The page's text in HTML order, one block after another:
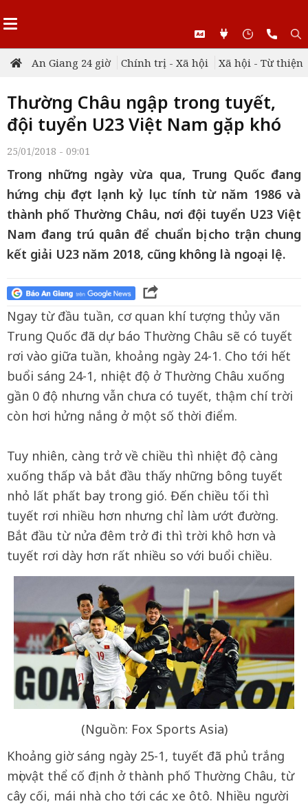
An Giang 24 giờ Chính trị - Xã hội Xã hội - Từ thiện
Thường Châu ngập trong tuyết,
đội tuyển U23 Việt Nam gặp khó
25/01/2018 - 09:01
Trong những ngày vừa qua, Trung Quốc đang
hứng chịu đợt lạnh kỷ lục tính từ năm 1986 và
thành phố Thường Châu, nơi đội tuyển U23 Việt
Nam đang trú quân để chuẩn bị cho trận chung
kết giải U23 năm 2018, cũng không là ngoại lệ.
Ngay từ đầu tuần, cơ quan khí tượng thủy văn
Trung Quốc đã dự báo Thường Châu sẽ có tuyết
rơi vào giữa tuần, khoảng ngày 24-1. Cho tới hết
buổi sáng 24-1, nhiệt độ ở Thường Châu xuống
gần 0 độ nhưng vẫn chưa có tuyết, thậm chí trời
còn hơi hửng nắng ở một số thời điểm.
Tuy nhiên, càng trở về chiều thì nhiệt độ càng
xuống thấp và bắt đầu thấy những bông tuyết
nhỏ lất phất bay trong gió. Đến chiều tối thì
tuyết rơi nhiều hơn nhưng chỉ làm ướt đường.
Bắt đầu từ nửa đêm trở đi thì trời khô hơn và
tuyết rơi dày hơn rất nhiều so với buổi chiều.
(Nguồn: Fox Sports Asia)
Khoảng giờ sáng ngày 25-1, tuyết đã phủ trắng
mọi vật thể cố định ở thành phố Thường Châu, từ
cây cối, mái nhà cho tới các xe ôtô. Nhiều người